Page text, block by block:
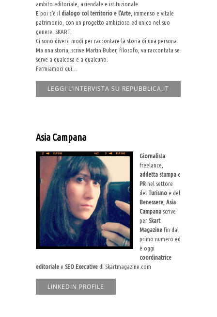
ambito editoriale, aziendale e istituzionale.
E poi c’è il dialogo col territorio e l’Arte , immenso e vitale
patrimonio, con un progetto ambizioso ed unico nel suo
genere: SKART.
Ci sono diversi modi per raccontare la storia di una persona.
Ma una storia, scrive Martin Buber, filosofo, va raccontata se
serve a qualcosa e a qualcuno.
Fermiamoci qui…
LEGGI L’INTERVISTA SU REPUBBLICA.IT
Asia Campana
Giornalista
freelance,
addetta stampa e
PR nel settore
del Turismo e del
Benessere Asia
Campana scrive
per Skart
Magazine fin dal
primo numero ed
è oggi
coordinatrice
editoriale e SEO Executive di Skartmagazine.com
LINKEDIN PROFILE